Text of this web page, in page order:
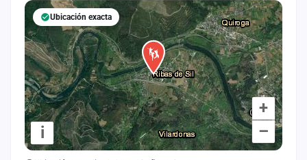
+
–
i
Ubicación exacta